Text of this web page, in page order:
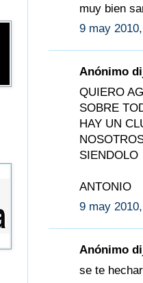
muy bien
9 may
Anónimo
QUIERO
SOBRE
HAY UN
SIENDOLO
ANTONIO
9 may
Anónimo
se te